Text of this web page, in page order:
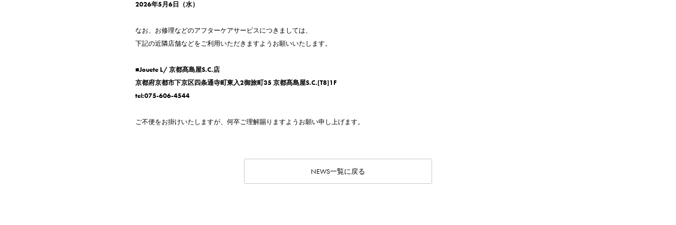
2026年5月6日（水）
なお、お修理などのアフターケアサービスにつきましては、
下記の近隣店舗などをご利用いただきますようお願いいたします。
■Jouete L/ 京都髙島屋S.C.店
京都府京都市下京区四条通寺町東入2御旅町35 京都髙島屋S.C.[T8]1F
tel:075-606-4544
ご不便をお掛けいたしますが、何卒ご理解賜りますようお願い申し上げます。
NEWS一覧に戻る